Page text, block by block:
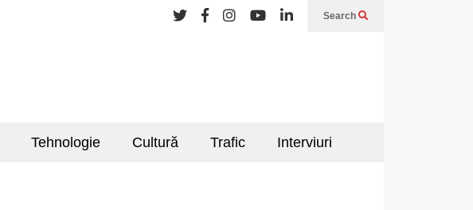
Search
Tehnologie Cultură Trafic Interviuri